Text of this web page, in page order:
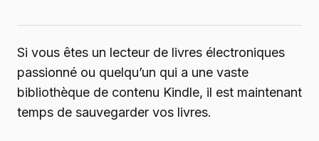
Si vous êtes un lecteur de livres électroniques
passionné ou quelqu’un qui a une vaste
bibliothèque de contenu Kindle, il est maintenant
temps de sauvegarder vos livres.